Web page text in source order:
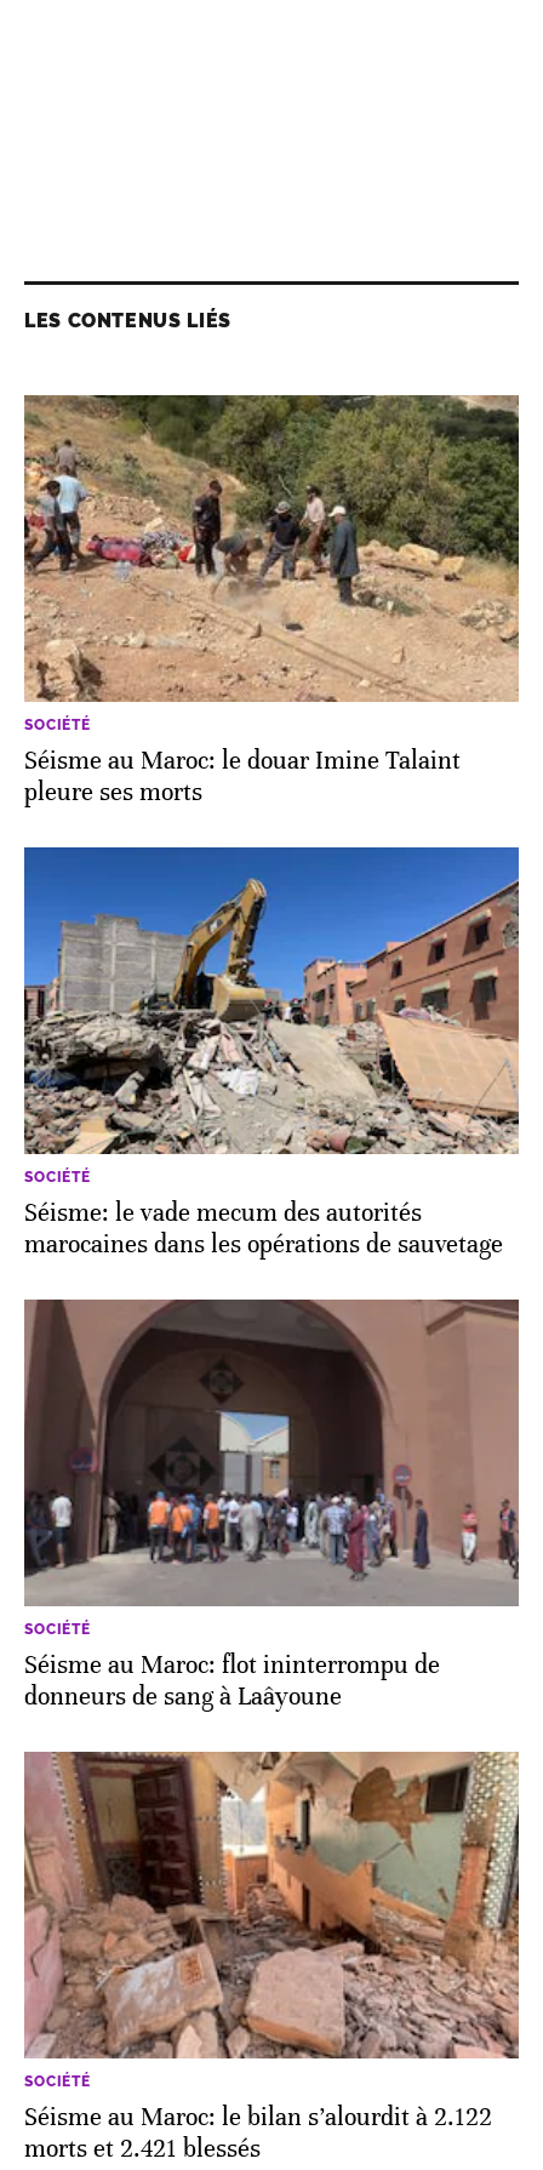
LES CONTENUS LIÉS
SOCIÉTÉ
Séisme au Maroc: le douar Imine Talaint
pleure ses morts
SOCIÉTÉ
Séisme: le vade mecum des autorités
marocaines dans les opérations de sauvetage
SOCIÉTÉ
Séisme au Maroc: flot ininterrompu de
donneurs de sang à Laâyoune
SOCIÉTÉ
Séisme au Maroc: le bilan s’alourdit à 2.122
morts et 2.421 blessés